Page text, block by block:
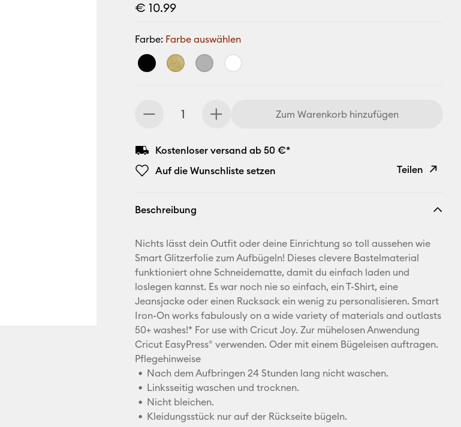
€ 10.99
Farbe: Farbe auswählen
Zum Warenkorb hinzufügen
Kostenloser versand ab 50 €*
Auf die Wunschliste setzen
Teilen
E-Mail-
Adresse
Pinterest
Facebook
X
Beschreibung
Nichts lässt dein Outfit oder deine Einrichtung so toll aussehen wie
Smart Glitzerfolie zum Aufbügeln! Dieses clevere Bastelmaterial
funktioniert ohne Schneidematte, damit du einfach laden und
loslegen kannst. Es war noch nie so einfach, ein T-Shirt, eine
Jeansjacke oder einen Rucksack ein wenig zu personalisieren. Smart
Iron-On works fabulously on a wide variety of materials and outlasts
50+ washes!* For use with Cricut Joy. Zur mühelosen Anwendung
Cricut EasyPress® verwenden. Oder mit einem Bügeleisen auftragen.
Pflegehinweise
Nach dem Aufbringen 24 Stunden lang nicht waschen.
Linksseitig waschen und trocknen.
Nicht bleichen.
Kleidungsstück nur auf der Rückseite bügeln.